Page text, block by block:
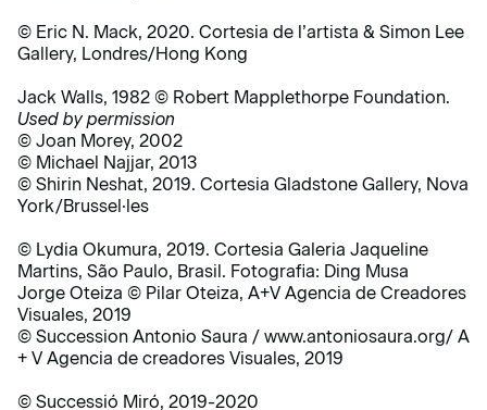
© Eric N. Mack, 2020. Cortesia de l’artista & Simon Lee
Gallery, Londres/Hong Kong
Jack Walls, 1982 © Robert Mapplethorpe Foundation.
Used by permission
© Joan Morey, 2002
© Michael Najjar, 2013
© Shirin Neshat, 2019. Cortesia Gladstone Gallery, Nova
York/Brussel·les
© Lydia Okumura, 2019. Cortesia Galeria Jaqueline
Martins, São Paulo, Brasil. Fotografia: Ding Musa
Jorge Oteiza © Pilar Oteiza, A+V Agencia de Creadores
Visuales, 2019
© Succession Antonio Saura / www.antoniosaura.org/ A
+ V Agencia de creadores Visuales, 2019
© Successió Miró, 2019-2020